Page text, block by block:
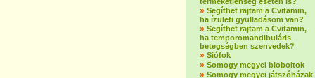
» Segíthet rajtam a Cvitamin,
ha ízületi gyulladásom van?
» Segíthet rajtam a Cvitamin,
ha temporomandibuláris
betegségben szenvedek?
» Siófok
» Somogy megyei bioboltok
» Somogy megyei játszóházak